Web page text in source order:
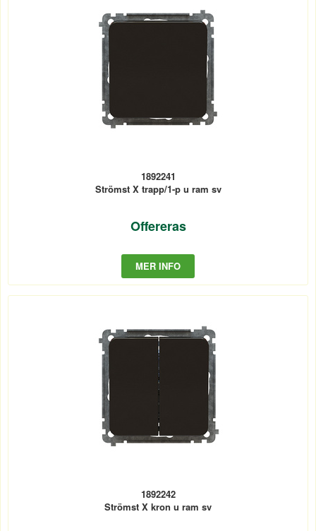
1892241
Strömst X trapp/1-p u ram sv
Offereras
MER INFO
1892242
Strömst X kron u ram sv